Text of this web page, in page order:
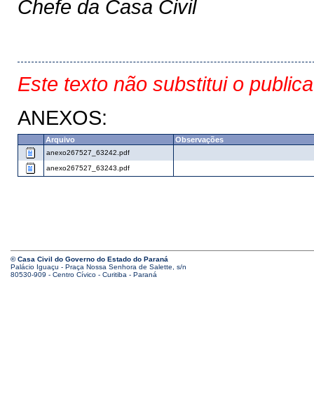
Chefe da Casa Civil
Este texto não substitui o
ANEXOS:
Arquivo Observações
anexo267527_63242.pdf
anexo267527_63243.pdf
© Casa Civil do Governo do Estado do Paraná
Palácio Iguaçu - Praça Nossa Senhora de Salette, s/n
80530-909 - Centro Cívico - Curitiba - Paraná